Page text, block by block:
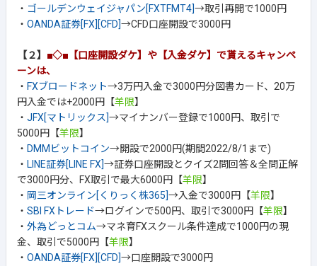
・ ゴールデンウェイジャパン[FXTFMT4]→取引再開で1000円
・ OANDA証券[FX][CFD]→CFD口座開設で3000円
【２】 ■◇■【口座開設ダケ】や【入金ダケ】で貰えるキャンペ
ーンは、
・ FXブロードネット→3万円入金で3000円分図書カード、20万
円入金では+2000円【羊限】
・ JFX[マトリックス]→マイナンバー登録で1000円、取引で
5000円【羊限】
・ DMMビットコイン→開設で2000円(期間2022/8/1まで)
・ LINE証券[LINE FX]→証券口座開設とクイズ2問回答＆全問正解
で3000円分、FX取引で最大6000円【羊限】
・ 岡三オンライン[くりっく株365]→入金で3000円【羊限】
・ SBI FXトレード→ログインで500円、取引で3000円【羊限】
・ 外為どっとコム→マネ育FXスクール条件達成で1000円の現
金、取引で5000円【羊限】
・ OANDA証券[FX][CFD]→口座開設で3000円